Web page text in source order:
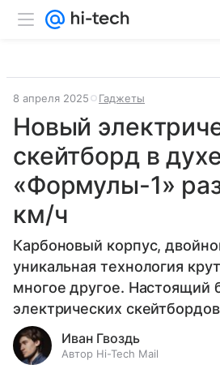
8 апреля 2025 Гаджеты
Новый
скейтборд в
«Формулы-1»
км/ч
Карбоновый корпус,
уникальная технология
многое другое. Настоящий
электрических
Иван Гвоздь
Автор Hi-Tech Mail